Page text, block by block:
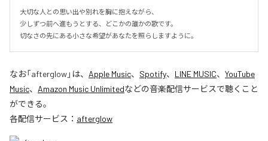
大切な人との思い出や別れを胸に抱えながら、
少しずつ前へ進もうとする、どこかの誰かの歌です。
切なさの先にある小さな希望があなたを照らしますように。
なお「afterglow」は、 Apple Music、 Spotify、 LINE MUSIC、 YouTube
Music、 Amazon Music Unlimitedなどの音楽配信サービスで聴くこと
ができる。
各配信サービス： afterglow